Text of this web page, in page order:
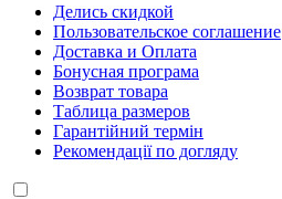
Делись скидкой
Пользовательское соглашение
Доставка и Оплата
Бонусная програма
Возврат товара
Таблица размеров
Гарантійний термін
Рекомендації по догляду